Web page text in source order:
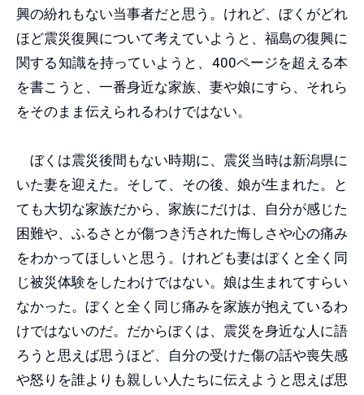
興の紛れもない当事者だと思う。けれど、ぼくがどれ
ほど震災復興について考えていようと、福島の復興に
関する知識を持っていようと、400ページを超える本
を書こうと、一番身近な家族、妻や娘にすら、それら
をそのまま伝えられるわけではない。
ぼくは震災後間もない時期に、震災当時は新潟県に
いた妻を迎えた。そして、その後、娘が生まれた。と
ても大切な家族だから、家族にだけは、自分が感じた
困難や、ふるさとが傷つき汚された悔しさや心の痛み
をわかってほしいと思う。けれども妻はぼくと全く同
じ被災体験をしたわけではない。娘は生まれてすらい
なかった。ぼくと全く同じ痛みを家族が抱えているわ
けではないのだ。だからぼくは、震災を身近な人に語
ろうと思えば思うほど、自分の受けた傷の話や喪失感
や怒りを誰よりも親しい人たちに伝えようと思えば思